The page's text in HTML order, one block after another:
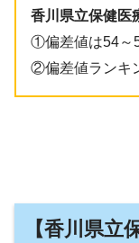
香川県立保健医
①偏差値は54～
②偏差値ランキ
【香川県立